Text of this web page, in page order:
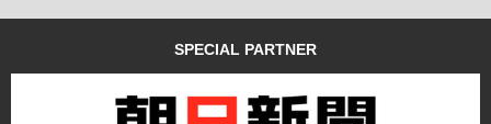
SPECIAL PARTNER